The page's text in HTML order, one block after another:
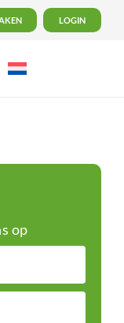
LOGIN
op